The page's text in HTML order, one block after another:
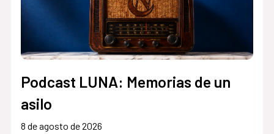
Podcast LUNA: Memorias de un
asilo
8 de agosto de 2026